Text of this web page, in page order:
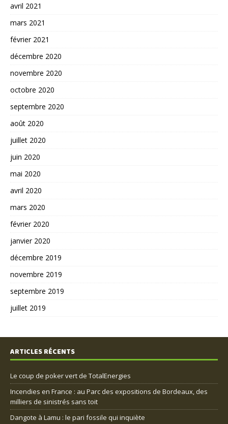
avril 2021
mars 2021
février 2021
décembre 2020
novembre 2020
octobre 2020
septembre 2020
août 2020
juillet 2020
juin 2020
mai 2020
avril 2020
mars 2020
février 2020
janvier 2020
décembre 2019
novembre 2019
septembre 2019
juillet 2019
ARTICLES RÉCENTS
Le coup de poker vert de TotalEnergies
Incendies en France : au Parc des expositions de Bordeaux, des
milliers de sinistrés sans toit
Dangote à Lamu : le pari fossile qui inquiète